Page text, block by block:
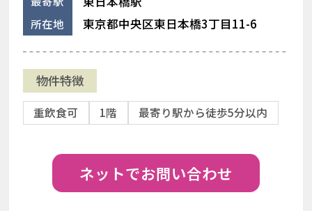
所在地 東京都中央区東日本橋3丁目11-6
物件特徴
重飲食可 1階 最寄り駅から徒歩5分以内
ネットでお問い合わせ